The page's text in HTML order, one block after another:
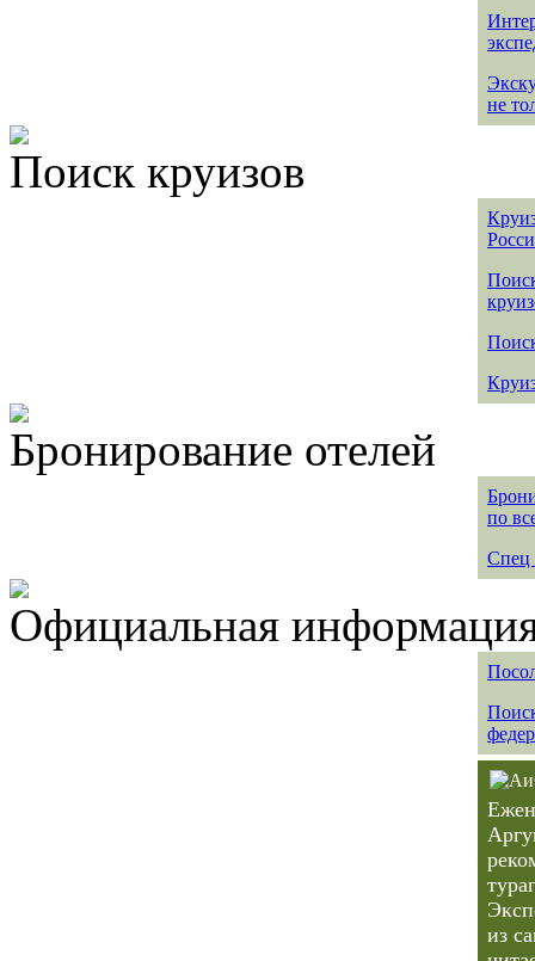
не
Поиск круизов
Бронирование отелей
по
Спец
Официальная
из